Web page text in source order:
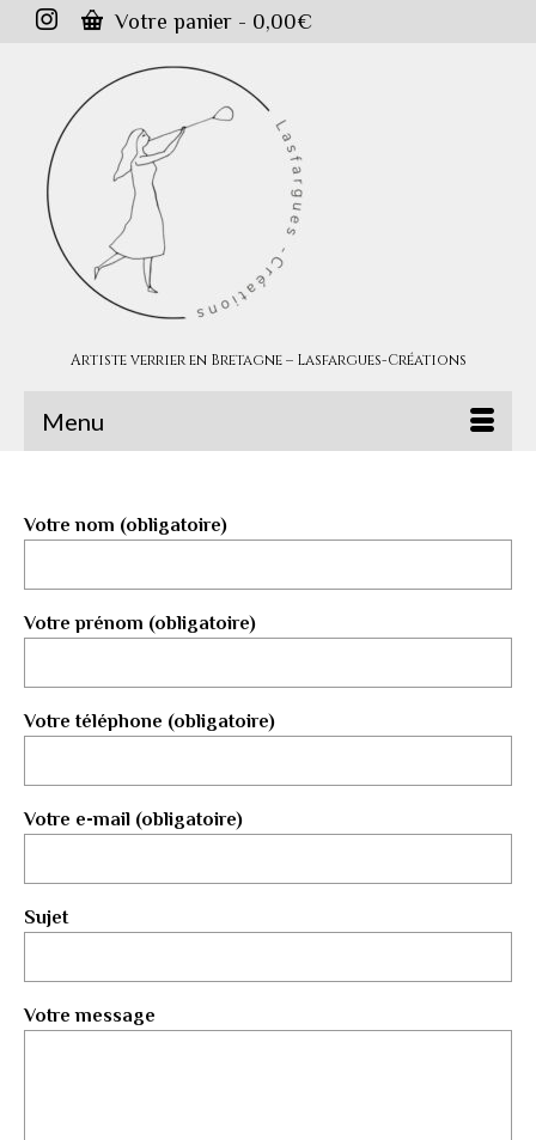
Votre panier - 0,00€
Artiste verrier en Bretagne – Lasfargues-Créations
Menu
Votre nom (obligatoire)
Votre prénom (obligatoire)
Votre téléphone (obligatoire)
Votre e-mail (obligatoire)
Sujet
Votre message